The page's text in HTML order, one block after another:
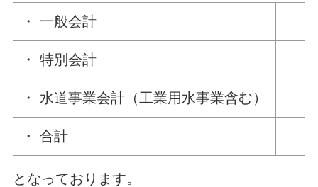
・ 一般会計
・ 特別会計
・ 水道事業会計（工業用水事業含む）
・ 合計
となっております。